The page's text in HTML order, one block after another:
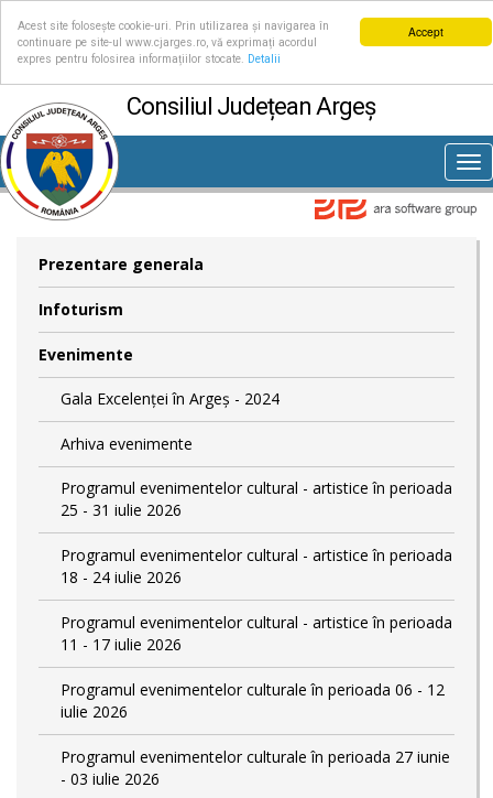
Accept
Acest site folosește cookie-uri. Prin utilizarea și navigarea în
continuare pe site-ul www.cjarges.ro, vă exprimați acordul
expres pentru folosirea informațiilor stocate.
Detalii
Consiliul Județean Argeș
Prezentare generala
Infoturism
Evenimente
Gala Excelenței în Argeș - 2024
Arhiva evenimente
Programul evenimentelor cultural - artistice în perioada
25 - 31 iulie 2026
Programul evenimentelor cultural - artistice în perioada
18 - 24 iulie 2026
Programul evenimentelor cultural - artistice în perioada
11 - 17 iulie 2026
Programul evenimentelor culturale în perioada 06 - 12
iulie 2026
Programul evenimentelor culturale în perioada 27 iunie
- 03 iulie 2026